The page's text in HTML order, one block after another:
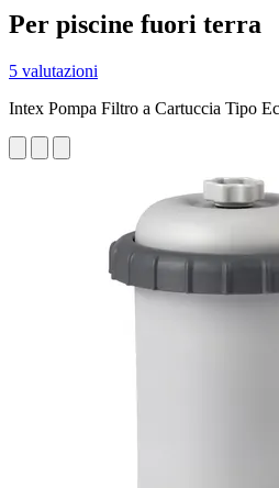
Per piscine fuori terra
5 valutazioni
Intex Pompa Filtro a Cartuccia Tipo